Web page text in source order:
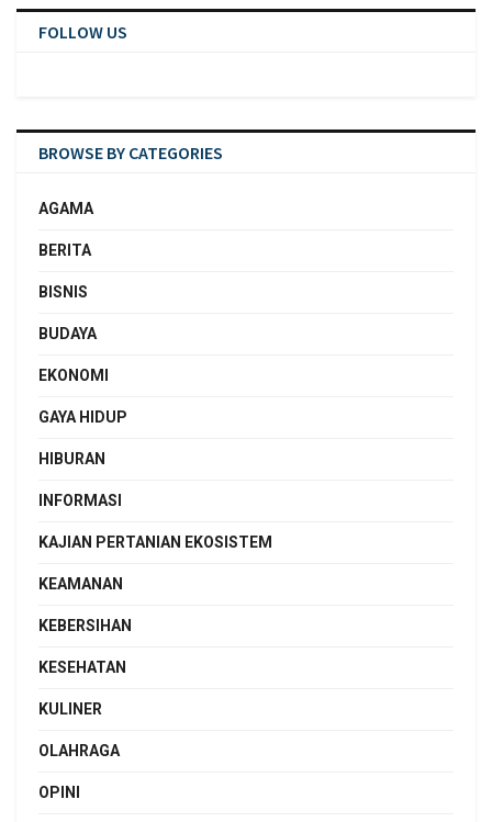
FOLLOW US
BROWSE BY CATEGORIES
AGAMA
BERITA
BISNIS
BUDAYA
EKONOMI
GAYA HIDUP
HIBURAN
INFORMASI
KAJIAN PERTANIAN EKOSISTEM
KEAMANAN
KEBERSIHAN
KESEHATAN
KULINER
OLAHRAGA
OPINI